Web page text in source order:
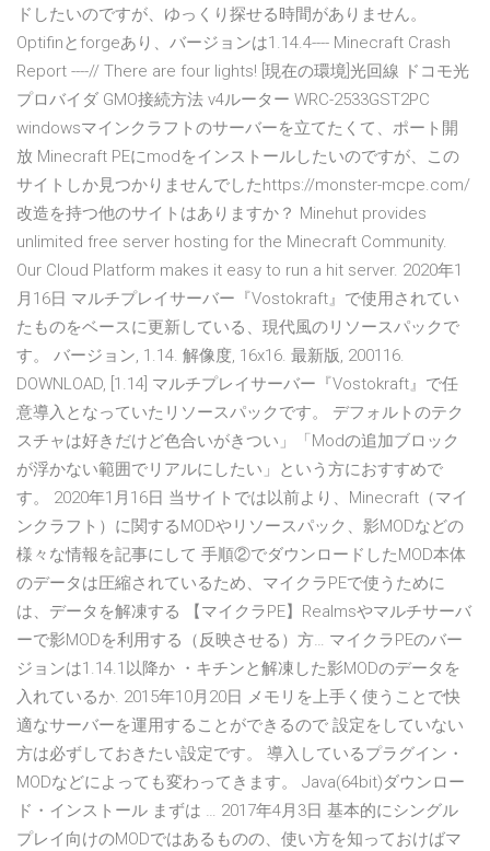
ドしたいのですが、ゆっくり探せる時間がありません。
Optifinとforgeあり、バージョンは1.14.4---- Minecraft Crash
Report ----// There are four lights! [現在の環境]光回線 ドコモ光
プロバイダ GMO接続方法 v4ルーター WRC-2533GST2PC
windowsマインクラフトのサーバーを立てたくて、ポート開
放 Minecraft PEにmodをインストールしたいのですが、この
サイトしか見つかりませんでしたhttps://monster-mcpe.com/
改造を持つ他のサイトはありますか？ Minehut provides
unlimited free server hosting for the Minecraft Community.
Our Cloud Platform makes it easy to run a hit server. 2020年1
月16日 マルチプレイサーバー『Vostokraft』で使用されてい
たものをベースに更新している、現代風のリソースパックで
す。 バージョン, 1.14. 解像度, 16x16. 最新版, 200116.
DOWNLOAD, [1.14] マルチプレイサーバー『Vostokraft』で任
意導入となっていたリソースパックです。 デフォルトのテク
スチャは好きだけど色合いがきつい」「Modの追加ブロック
が浮かない範囲でリアルにしたい」という方におすすめで
す。 2020年1月16日 当サイトでは以前より、Minecraft（マイ
ンクラフト）に関するMODやリソースパック、影MODなどの
様々な情報を記事にして 手順②でダウンロードしたMOD本体
のデータは圧縮されているため、マイクラPEで使うために
は、データを解凍する 【マイクラPE】Realmsやマルチサーバ
ーで影MODを利用する（反映させる）方… マイクラPEのバー
ジョンは1.14.1以降か ・キチンと解凍した影MODのデータを
入れているか. 2015年10月20日 メモリを上手く使うことで快
適なサーバーを運用することができるので 設定をしていない
方は必ずしておきたい設定です。 導入しているプラグイン・
MODなどによっても変わってきます。 Java(64bit)ダウンロー
ド・インストール まずは … 2017年4月3日 基本的にシングル
プレイ向けのMODではあるものの、使い方を知っておけばマ